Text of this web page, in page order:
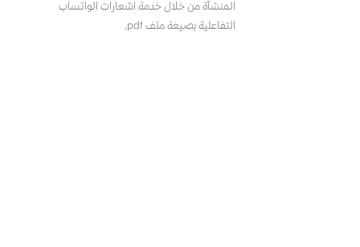
المنشأة من خلال خدمة اشعارات الواتساب
التفاعلية بصيغة ملف pdf.